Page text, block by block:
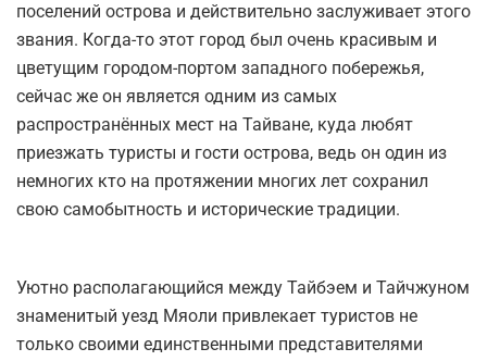
поселений острова и действительно заслуживает этого
звания. Когда-то этот город был очень красивым и
цветущим городом-портом западного побережья,
сейчас же он является одним из самых
распространённых мест на Тайване, куда любят
приезжать туристы и гости острова, ведь он один из
немногих кто на протяжении многих лет сохранил
свою самобытность и исторические традиции.
Уютно располагающийся между Тайбэем и Тайчжуном
знаменитый уезд Мяоли привлекает туристов не
только своими единственными представителями